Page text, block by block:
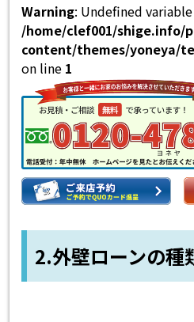
Warning: Undefined
/home/clef001/
content/themes/yoneya/
on line 1
2.外壁ローンの種